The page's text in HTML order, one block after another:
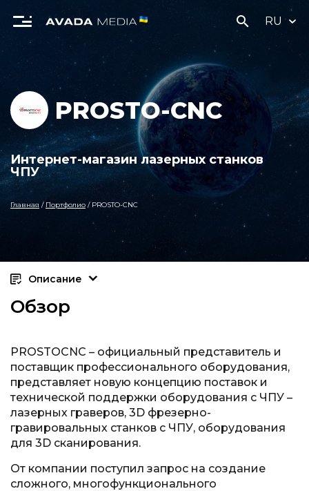
search RU
PROSTO-CNC
Интернет-магазин лазерных станков
ЧПУ
Главная / Портфолио / PROSTO-CNC
Описание
Обзор
PROSTOCNC – официальный представитель и
поставщик профессионального оборудования,
представляет новую концепцию поставок и
технической поддержки оборудования с ЧПУ –
лазерных граверов, 3D фрезерно-
гравировальных станков с ЧПУ, оборудования
для 3D сканирования.
От компании поступил запрос на создание
сложного, многофункционального